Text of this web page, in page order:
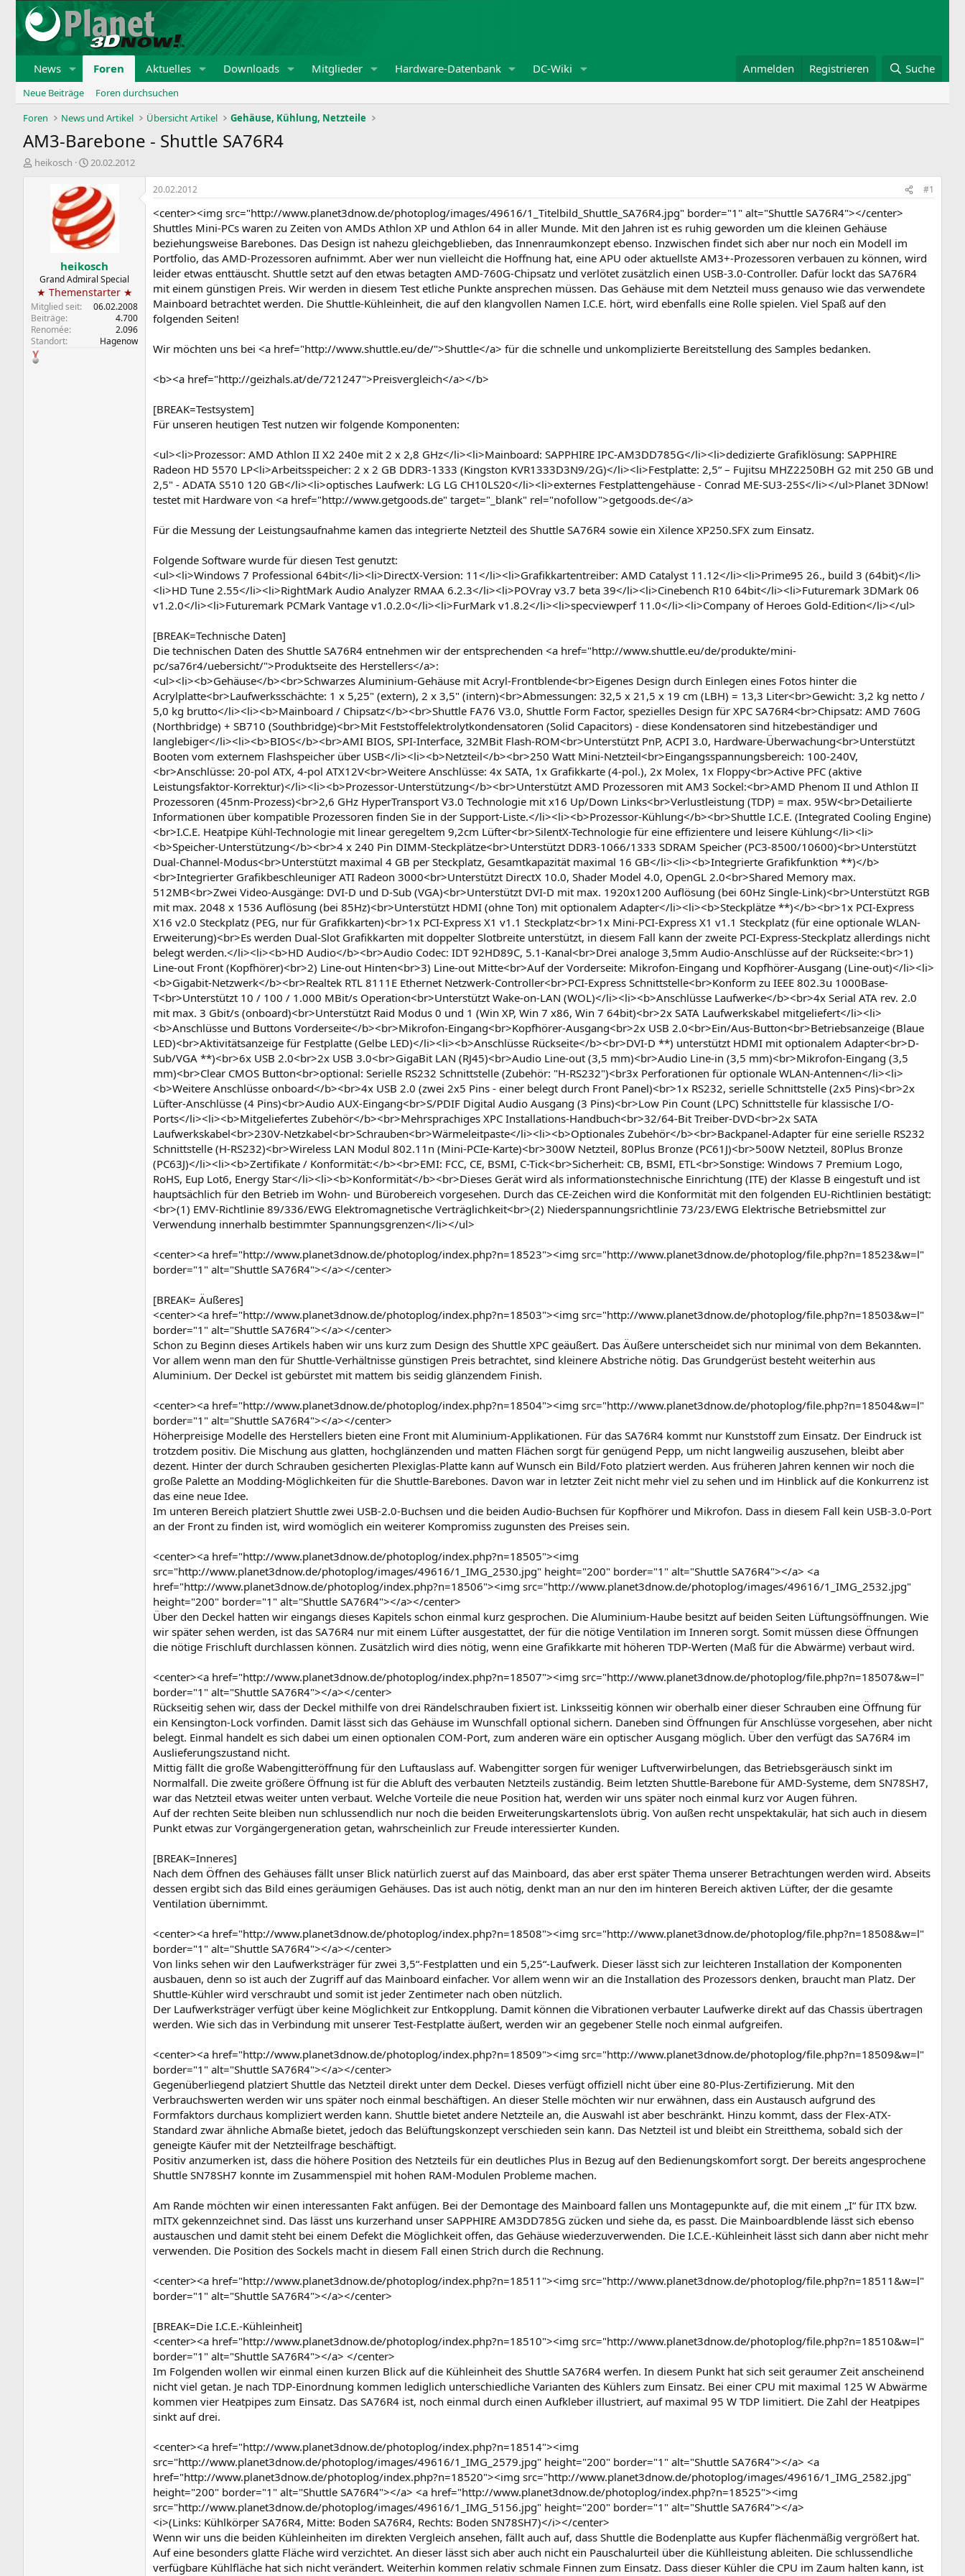
News Foren Aktuelles Downloads Mitglieder Hardware-Datenbank DC-Wiki Anmelden Registrieren Suche
Neue Beiträge
Foren durchsuchen
Foren
News und Artikel Übersicht Artikel Gehäuse, Kühlung, Netzteile
AM3-Barebone - Shuttle SA76R4
E
heikosch
E
s
t
e
l
l
t
a
m
20.02.2012
heikosch
Grand Admiral Special
★ Themenstarter ★
Mitglied seit
06.02.2008
Beiträge
4.700
Renomée
2.096
Standort
Hagenow
20.02.2012 #1
<center><img src="http://www.planet3dnow.de/photoplog/images/49616/1_Titelbild_Shuttle_SA76R4.jpg" border="1" alt="Shuttle SA76R4"></center>
Shuttles Mini-PCs waren zu Zeiten von AMDs Athlon XP und Athlon 64 in aller Munde. Mit den Jahren ist es ruhig geworden um die kleinen Gehäuse
beziehungsweise Barebones. Das Design ist nahezu gleichgeblieben, das Innenraumkonzept ebenso. Inzwischen findet sich aber nur noch ein Modell im
Portfolio, das AMD-Prozessoren aufnimmt. Aber wer nun vielleicht die Hoffnung hat, eine APU oder aktuellste AM3+-Prozessoren verbauen zu können, wird
leider etwas enttäuscht. Shuttle setzt auf den etwas betagten AMD-760G-Chipsatz und verlötet zusätzlich einen USB-3.0-Controller. Dafür lockt das SA76R4
mit einem günstigen Preis. Wir werden in diesem Test etliche Punkte ansprechen müssen. Das Gehäuse mit dem Netzteil muss genauso wie das verwendete
Mainboard betrachtet werden. Die Shuttle-Kühleinheit, die auf den klangvollen Namen I.C.E. hört, wird ebenfalls eine Rolle spielen. Viel Spaß auf den
folgenden Seiten!
Wir möchten uns bei <a href="http://www.shuttle.eu/de/">Shuttle</a> für die schnelle und unkomplizierte Bereitstellung des Samples bedanken.
<b><a href="http://geizhals.at/de/721247">Preisvergleich</a></b>
[BREAK=Testsystem]
Für unseren heutigen Test nutzen wir folgende Komponenten:
<ul><li>Prozessor: AMD Athlon II X2 240e mit 2 x 2,8 GHz</li><li>Mainboard: SAPPHIRE IPC-AM3DD785G</li><li>dedizierte Grafiklösung: SAPPHIRE
Radeon HD 5570 LP<li>Arbeitsspeicher: 2 x 2 GB DDR3-1333 (Kingston KVR1333D3N9/2G)</li><li>Festplatte: 2,5“ – Fujitsu MHZ2250BH G2 mit 250 GB und
2,5" - ADATA S510 120 GB</li><li>optisches Laufwerk: LG LG CH10LS20</li><li>externes Festplattengehäuse - Conrad ME-SU3-25S</li></ul>Planet 3DNow!
testet mit Hardware von <a href="http://www.getgoods.de" target="_blank" rel="nofollow">getgoods.de</a>
Für die Messung der Leistungsaufnahme kamen das integrierte Netzteil des Shuttle SA76R4 sowie ein Xilence XP250.SFX zum Einsatz.
Folgende Software wurde für diesen Test genutzt:
<ul><li>Windows 7 Professional 64bit</li><li>DirectX-Version: 11</li><li>Grafikkartentreiber: AMD Catalyst 11.12</li><li>Prime95 26., build 3 (64bit)</li>
<li>HD Tune 2.55</li><li>RightMark Audio Analyzer RMAA 6.2.3</li><li>POVray v3.7 beta 39</li><li>Cinebench R10 64bit</li><li>Futuremark 3DMark 06
v1.2.0</li><li>Futuremark PCMark Vantage v1.0.2.0</li><li>FurMark v1.8.2</li><li>specviewperf 11.0</li><li>Company of Heroes Gold-Edition</li></ul>
[BREAK=Technische Daten]
Die technischen Daten des Shuttle SA76R4 entnehmen wir der entsprechenden <a href="http://www.shuttle.eu/de/produkte/mini-
pc/sa76r4/uebersicht/">Produktseite des Herstellers</a>:
<ul><li><b>Gehäuse</b><br>Schwarzes Aluminium-Gehäuse mit Acryl-Frontblende<br>Eigenes Design durch Einlegen eines Fotos hinter die
Acrylplatte<br>Laufwerksschächte: 1 x 5,25" (extern), 2 x 3,5" (intern)<br>Abmessungen: 32,5 x 21,5 x 19 cm (LBH) = 13,3 Liter<br>Gewicht: 3,2 kg netto /
5,0 kg brutto</li><li><b>Mainboard / Chipsatz</b><br>Shuttle FA76 V3.0, Shuttle Form Factor, spezielles Design für XPC SA76R4<br>Chipsatz: AMD 760G
(Northbridge) + SB710 (Southbridge)<br>Mit Feststoffelektrolytkondensatoren (Solid Capacitors) - diese Kondensatoren sind hitzebeständiger und
langlebiger</li><li><b>BIOS</b><br>AMI BIOS, SPI-Interface, 32MBit Flash-ROM<br>Unterstützt PnP, ACPI 3.0, Hardware-Überwachung<br>Unterstützt
Booten vom externem Flashspeicher über USB</li><li><b>Netzteil</b><br>250 Watt Mini-Netzteil<br>Eingangsspannungsbereich: 100-240V,
<br>Anschlüsse: 20-pol ATX, 4-pol ATX12V<br>Weitere Anschlüsse: 4x SATA, 1x Grafikkarte (4-pol.), 2x Molex, 1x Floppy<br>Active PFC (aktive
Leistungsfaktor-Korrektur)</li><li><b>Prozessor-Unterstützung</b><br>Unterstützt AMD Prozessoren mit AM3 Sockel:<br>AMD Phenom II und Athlon II
Prozessoren (45nm-Prozess)<br>2,6 GHz HyperTransport V3.0 Technologie mit x16 Up/Down Links<br>Verlustleistung (TDP) = max. 95W<br>Detailierte
Informationen über kompatible Prozessoren finden Sie in der Support-Liste.</li><li><b>Prozessor-Kühlung</b><br>Shuttle I.C.E. (Integrated Cooling Engine)
<br>I.C.E. Heatpipe Kühl-Technologie mit linear geregeltem 9,2cm Lüfter<br>SilentX-Technologie für eine effizientere und leisere Kühlung</li><li>
<b>Speicher-Unterstützung</b><br>4 x 240 Pin DIMM-Steckplätze<br>Unterstützt DDR3-1066/1333 SDRAM Speicher (PC3-8500/10600)<br>Unterstützt
Dual-Channel-Modus<br>Unterstützt maximal 4 GB per Steckplatz, Gesamtkapazität maximal 16 GB</li><li><b>Integrierte Grafikfunktion **)</b>
<br>Integrierter Grafikbeschleuniger ATI Radeon 3000<br>Unterstützt DirectX 10.0, Shader Model 4.0, OpenGL 2.0<br>Shared Memory max.
512MB<br>Zwei Video-Ausgänge: DVI-D und D-Sub (VGA)<br>Unterstützt DVI-D mit max. 1920x1200 Auflösung (bei 60Hz Single-Link)<br>Unterstützt RGB
mit max. 2048 x 1536 Auflösung (bei 85Hz)<br>Unterstützt HDMI (ohne Ton) mit optionalem Adapter</li><li><b>Steckplätze **)</b><br>1x PCI-Express
X16 v2.0 Steckplatz (PEG, nur für Grafikkarten)<br>1x PCI-Express X1 v1.1 Steckplatz<br>1x Mini-PCI-Express X1 v1.1 Steckplatz (für eine optionale WLAN-
Erweiterung)<br>Es werden Dual-Slot Grafikkarten mit doppelter Slotbreite unterstützt, in diesem Fall kann der zweite PCI-Express-Steckplatz allerdings nicht
belegt werden.</li><li><b>HD Audio</b><br>Audio Codec: IDT 92HD89C, 5.1-Kanal<br>Drei analoge 3,5mm Audio-Anschlüsse auf der Rückseite:<br>1)
Line-out Front (Kopfhörer)<br>2) Line-out Hinten<br>3) Line-out Mitte<br>Auf der Vorderseite: Mikrofon-Eingang und Kopfhörer-Ausgang (Line-out)</li><li>
<b>Gigabit-Netzwerk</b><br>Realtek RTL 8111E Ethernet Netzwerk-Controller<br>PCI-Express Schnittstelle<br>Konform zu IEEE 802.3u 1000Base-
T<br>Unterstützt 10 / 100 / 1.000 MBit/s Operation<br>Unterstützt Wake-on-LAN (WOL)</li><li><b>Anschlüsse Laufwerke</b><br>4x Serial ATA rev. 2.0
mit max. 3 Gbit/s (onboard)<br>Unterstützt Raid Modus 0 und 1 (Win XP, Win 7 x86, Win 7 64bit)<br>2x SATA Laufwerkskabel mitgeliefert</li><li>
<b>Anschlüsse und Buttons Vorderseite</b><br>Mikrofon-Eingang<br>Kopfhörer-Ausgang<br>2x USB 2.0<br>Ein/Aus-Button<br>Betriebsanzeige (Blaue
LED)<br>Aktivitätsanzeige für Festplatte (Gelbe LED)</li><li><b>Anschlüsse Rückseite</b><br>DVI-D **) unterstützt HDMI mit optionalem Adapter<br>D-
Sub/VGA **)<br>6x USB 2.0<br>2x USB 3.0<br>GigaBit LAN (RJ45)<br>Audio Line-out (3,5 mm)<br>Audio Line-in (3,5 mm)<br>Mikrofon-Eingang (3,5
mm)<br>Clear CMOS Button<br>optional: Serielle RS232 Schnittstelle (Zubehör: "H-RS232")<br3x Perforationen für optionale WLAN-Antennen</li><li>
<b>Weitere Anschlüsse onboard</b><br>4x USB 2.0 (zwei 2x5 Pins - einer belegt durch Front Panel)<br>1x RS232, serielle Schnittstelle (2x5 Pins)<br>2x
Lüfter-Anschlüsse (4 Pins)<br>Audio AUX-Eingang<br>S/PDIF Digital Audio Ausgang (3 Pins)<br>Low Pin Count (LPC) Schnittstelle für klassische I/O-
Ports</li><li><b>Mitgeliefertes Zubehör</b><br>Mehrsprachiges XPC Installations-Handbuch<br>32/64-Bit Treiber-DVD<br>2x SATA
Laufwerkskabel<br>230V-Netzkabel<br>Schrauben<br>Wärmeleitpaste</li><li><b>Optionales Zubehör</b><br>Backpanel-Adapter für eine serielle RS232
Schnittstelle (H-RS232)<br>Wireless LAN Modul 802.11n (Mini-PCIe-Karte)<br>300W Netzteil, 80Plus Bronze (PC61J)<br>500W Netzteil, 80Plus Bronze
(PC63J)</li><li><b>Zertifikate / Konformität:</b><br>EMI: FCC, CE, BSMI, C-Tick<br>Sicherheit: CB, BSMI, ETL<br>Sonstige: Windows 7 Premium Logo,
RoHS, Eup Lot6, Energy Star</li><li><b>Konformität</b><br>Dieses Gerät wird als informationstechnische Einrichtung (ITE) der Klasse B eingestuft und ist
hauptsächlich für den Betrieb im Wohn- und Bürobereich vorgesehen. Durch das CE-Zeichen wird die Konformität mit den folgenden EU-Richtlinien bestätigt:
<br>(1) EMV-Richtlinie 89/336/EWG Elektromagnetische Verträglichkeit<br>(2) Niederspannungsrichtlinie 73/23/EWG Elektrische Betriebsmittel zur
Verwendung innerhalb bestimmter Spannungsgrenzen</li></ul>
<center><a href="http://www.planet3dnow.de/photoplog/index.php?n=18523"><img src="http://www.planet3dnow.de/photoplog/file.php?n=18523&w=l"
border="1" alt="Shuttle SA76R4"></a></center>
[BREAK= Äußeres]
<center><a href="http://www.planet3dnow.de/photoplog/index.php?n=18503"><img src="http://www.planet3dnow.de/photoplog/file.php?n=18503&w=l"
border="1" alt="Shuttle SA76R4"></a></center>
Schon zu Beginn dieses Artikels haben wir uns kurz zum Design des Shuttle XPC geäußert. Das Äußere unterscheidet sich nur minimal von dem Bekannten.
Vor allem wenn man den für Shuttle-Verhältnisse günstigen Preis betrachtet, sind kleinere Abstriche nötig. Das Grundgerüst besteht weiterhin aus
Aluminium. Der Deckel ist gebürstet mit mattem bis seidig glänzendem Finish.
<center><a href="http://www.planet3dnow.de/photoplog/index.php?n=18504"><img src="http://www.planet3dnow.de/photoplog/file.php?n=18504&w=l"
border="1" alt="Shuttle SA76R4"></a></center>
Höherpreisige Modelle des Herstellers bieten eine Front mit Aluminium-Applikationen. Für das SA76R4 kommt nur Kunststoff zum Einsatz. Der Eindruck ist
trotzdem positiv. Die Mischung aus glatten, hochglänzenden und matten Flächen sorgt für genügend Pepp, um nicht langweilig auszusehen, bleibt aber
dezent. Hinter der durch Schrauben gesicherten Plexiglas-Platte kann auf Wunsch ein Bild/Foto platziert werden. Aus früheren Jahren kennen wir noch die
große Palette an Modding-Möglichkeiten für die Shuttle-Barebones. Davon war in letzter Zeit nicht mehr viel zu sehen und im Hinblick auf die Konkurrenz ist
das eine neue Idee.
Im unteren Bereich platziert Shuttle zwei USB-2.0-Buchsen und die beiden Audio-Buchsen für Kopfhörer und Mikrofon. Dass in diesem Fall kein USB-3.0-Port
an der Front zu finden ist, wird womöglich ein weiterer Kompromiss zugunsten des Preises sein.
<center><a href="http://www.planet3dnow.de/photoplog/index.php?n=18505"><img
src="http://www.planet3dnow.de/photoplog/images/49616/1_IMG_2530.jpg" height="200" border="1" alt="Shuttle SA76R4"></a> <a
href="http://www.planet3dnow.de/photoplog/index.php?n=18506"><img src="http://www.planet3dnow.de/photoplog/images/49616/1_IMG_2532.jpg"
height="200" border="1" alt="Shuttle SA76R4"></a></center>
Über den Deckel hatten wir eingangs dieses Kapitels schon einmal kurz gesprochen. Die Aluminium-Haube besitzt auf beiden Seiten Lüftungsöffnungen. Wie
wir später sehen werden, ist das SA76R4 nur mit einem Lüfter ausgestattet, der für die nötige Ventilation im Inneren sorgt. Somit müssen diese Öffnungen
die nötige Frischluft durchlassen können. Zusätzlich wird dies nötig, wenn eine Grafikkarte mit höheren TDP-Werten (Maß für die Abwärme) verbaut wird.
<center><a href="http://www.planet3dnow.de/photoplog/index.php?n=18507"><img src="http://www.planet3dnow.de/photoplog/file.php?n=18507&w=l"
border="1" alt="Shuttle SA76R4"></a></center>
Rückseitig sehen wir, dass der Deckel mithilfe von drei Rändelschrauben fixiert ist. Linksseitig können wir oberhalb einer dieser Schrauben eine Öffnung für
ein Kensington-Lock vorfinden. Damit lässt sich das Gehäuse im Wunschfall optional sichern. Daneben sind Öffnungen für Anschlüsse vorgesehen, aber nicht
belegt. Einmal handelt es sich dabei um einen optionalen COM-Port, zum anderen wäre ein optischer Ausgang möglich. Über den verfügt das SA76R4 im
Auslieferungszustand nicht.
Mittig fällt die große Wabengitteröffnung für den Luftauslass auf. Wabengitter sorgen für weniger Luftverwirbelungen, das Betriebsgeräusch sinkt im
Normalfall. Die zweite größere Öffnung ist für die Abluft des verbauten Netzteils zuständig. Beim letzten Shuttle-Barebone für AMD-Systeme, dem SN78SH7,
war das Netzteil etwas weiter unten verbaut. Welche Vorteile die neue Position hat, werden wir uns später noch einmal kurz vor Augen führen.
Auf der rechten Seite bleiben nun schlussendlich nur noch die beiden Erweiterungskartenslots übrig. Von außen recht unspektakulär, hat sich auch in diesem
Punkt etwas zur Vorgängergeneration getan, wahrscheinlich zur Freude interessierter Kunden.
[BREAK=Inneres]
Nach dem Öffnen des Gehäuses fällt unser Blick natürlich zuerst auf das Mainboard, das aber erst später Thema unserer Betrachtungen werden wird. Abseits
dessen ergibt sich das Bild eines geräumigen Gehäuses. Das ist auch nötig, denkt man an nur den im hinteren Bereich aktiven Lüfter, der die gesamte
Ventilation übernimmt.
<center><a href="http://www.planet3dnow.de/photoplog/index.php?n=18508"><img src="http://www.planet3dnow.de/photoplog/file.php?n=18508&w=l"
border="1" alt="Shuttle SA76R4"></a></center>
Von links sehen wir den Laufwerksträger für zwei 3,5“-Festplatten und ein 5,25“-Laufwerk. Dieser lässt sich zur leichteren Installation der Komponenten
ausbauen, denn so ist auch der Zugriff auf das Mainboard einfacher. Vor allem wenn wir an die Installation des Prozessors denken, braucht man Platz. Der
Shuttle-Kühler wird verschraubt und somit ist jeder Zentimeter nach oben nützlich.
Der Laufwerksträger verfügt über keine Möglichkeit zur Entkopplung. Damit können die Vibrationen verbauter Laufwerke direkt auf das Chassis übertragen
werden. Wie sich das in Verbindung mit unserer Test-Festplatte äußert, werden wir an gegebener Stelle noch einmal aufgreifen.
<center><a href="http://www.planet3dnow.de/photoplog/index.php?n=18509"><img src="http://www.planet3dnow.de/photoplog/file.php?n=18509&w=l"
border="1" alt="Shuttle SA76R4"></a></center>
Gegenüberliegend platziert Shuttle das Netzteil direkt unter dem Deckel. Dieses verfügt offiziell nicht über eine 80-Plus-Zertifizierung. Mit den
Verbrauchswerten werden wir uns später noch einmal beschäftigen. An dieser Stelle möchten wir nur erwähnen, dass ein Austausch aufgrund des
Formfaktors durchaus kompliziert werden kann. Shuttle bietet andere Netzteile an, die Auswahl ist aber beschränkt. Hinzu kommt, dass der Flex-ATX-
Standard zwar ähnliche Abmaße bietet, jedoch das Belüftungskonzept verschieden sein kann. Das Netzteil ist und bleibt ein Streitthema, sobald sich der
geneigte Käufer mit der Netzteilfrage beschäftigt.
Positiv anzumerken ist, dass die höhere Position des Netzteils für ein deutliches Plus in Bezug auf den Bedienungskomfort sorgt. Der bereits angesprochene
Shuttle SN78SH7 konnte im Zusammenspiel mit hohen RAM-Modulen Probleme machen.
Am Rande möchten wir einen interessanten Fakt anfügen. Bei der Demontage des Mainboard fallen uns Montagepunkte auf, die mit einem „I“ für ITX bzw.
mITX gekennzeichnet sind. Das lässt uns kurzerhand unser SAPPHIRE AM3DD785G zücken und siehe da, es passt. Die Mainboardblende lässt sich ebenso
austauschen und damit steht bei einem Defekt die Möglichkeit offen, das Gehäuse wiederzuverwenden. Die I.C.E.-Kühleinheit lässt sich dann aber nicht mehr
verwenden. Die Position des Sockels macht in diesem Fall einen Strich durch die Rechnung.
<center><a href="http://www.planet3dnow.de/photoplog/index.php?n=18511"><img src="http://www.planet3dnow.de/photoplog/file.php?n=18511&w=l"
border="1" alt="Shuttle SA76R4"></a></center>
[BREAK=Die I.C.E.-Kühleinheit]
<center><a href="http://www.planet3dnow.de/photoplog/index.php?n=18510"><img src="http://www.planet3dnow.de/photoplog/file.php?n=18510&w=l"
border="1" alt="Shuttle SA76R4"></a> </center>
Im Folgenden wollen wir einmal einen kurzen Blick auf die Kühleinheit des Shuttle SA76R4 werfen. In diesem Punkt hat sich seit geraumer Zeit anscheinend
nicht viel getan. Je nach TDP-Einordnung kommen lediglich unterschiedliche Varianten des Kühlers zum Einsatz. Bei einer CPU mit maximal 125 W Abwärme
kommen vier Heatpipes zum Einsatz. Das SA76R4 ist, noch einmal durch einen Aufkleber illustriert, auf maximal 95 W TDP limitiert. Die Zahl der Heatpipes
sinkt auf drei.
<center><a href="http://www.planet3dnow.de/photoplog/index.php?n=18514"><img
src="http://www.planet3dnow.de/photoplog/images/49616/1_IMG_2579.jpg" height="200" border="1" alt="Shuttle SA76R4"></a> <a
href="http://www.planet3dnow.de/photoplog/index.php?n=18520"><img src="http://www.planet3dnow.de/photoplog/images/49616/1_IMG_2582.jpg"
height="200" border="1" alt="Shuttle SA76R4"></a> <a href="http://www.planet3dnow.de/photoplog/index.php?n=18525"><img
src="http://www.planet3dnow.de/photoplog/images/49616/1_IMG_5156.jpg" height="200" border="1" alt="Shuttle SA76R4"></a>
<i>(Links: Kühlkörper SA76R4, Mitte: Boden SA76R4, Rechts: Boden SN78SH7)</i></center>
Wenn wir uns die beiden Kühleinheiten im direkten Vergleich ansehen, fällt auch auf, dass Shuttle die Bodenplatte aus Kupfer flächenmäßig vergrößert hat.
Auf eine besonders glatte Fläche wird verzichtet. An dieser lässt sich aber auch nicht ein Pauschalurteil über die Kühlleistung ableiten. Die schlussendliche
verfügbare Kühlfläche hat sich nicht verändert. Weiterhin kommen relativ schmale Finnen zum Einsatz. Dass dieser Kühler die CPU im Zaum halten kann, ist